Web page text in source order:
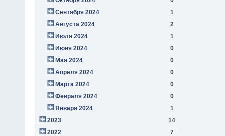
Сентября 2024
1
Августа 2024
2
Июля 2024
1
Июня 2024
0
Мая 2024
0
Апреля 2024
0
Марта 2024
0
Февраля 2024
0
Января 2024
1
2023
14
2022
7